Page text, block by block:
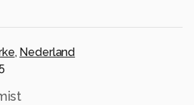
, Nederland